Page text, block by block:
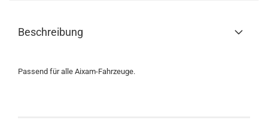
Beschreibung
Passend für alle Aixam-Fahrzeuge.